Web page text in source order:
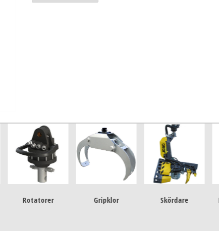
Rotatorer Gripklor Skördare